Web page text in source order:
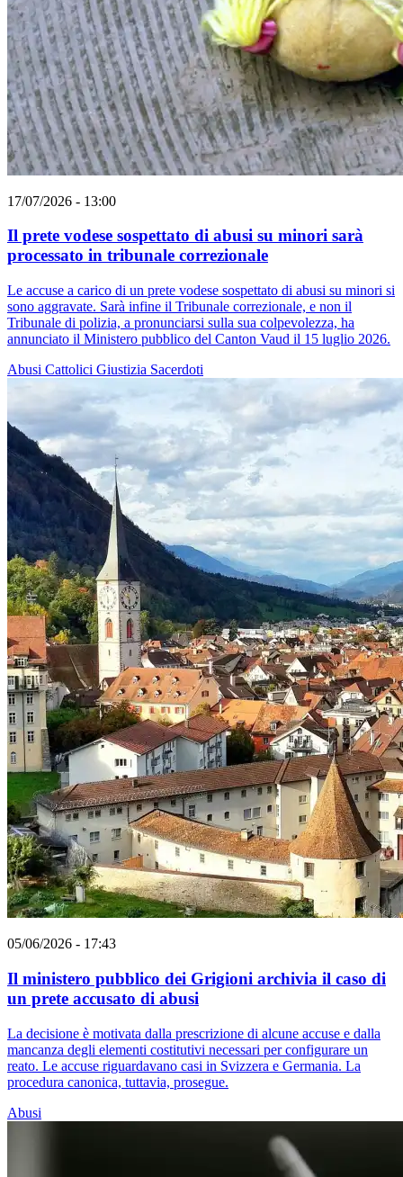
17/07/2026 - 13:00
Il prete vodese sospettato di abusi su minori sarà
processato in tribunale correzionale
Le accuse a carico di un prete vodese sospettato di abusi su minori si
sono aggravate. Sarà infine il Tribunale correzionale, e non il
Tribunale di polizia, a pronunciarsi sulla sua colpevolezza, ha
annunciato il Ministero pubblico del Canton Vaud il 15 luglio 2026.
Abusi Cattolici Giustizia Sacerdoti
05/06/2026 - 17:43
Il ministero pubblico dei Grigioni archivia il caso di
un prete accusato di abusi
La decisione è motivata dalla prescrizione di alcune accuse e dalla
mancanza degli elementi costitutivi necessari per configurare un
reato. Le accuse riguardavano casi in Svizzera e Germania. La
procedura canonica, tuttavia, prosegue.
Abusi